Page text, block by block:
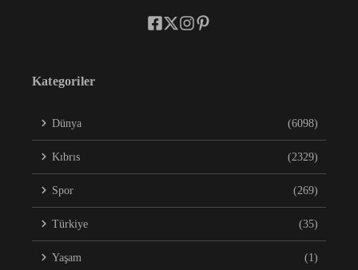
Kategoriler
Dünya (6098)
Kıbrıs (2329)
Spor (269)
Türkiye (35)
Yaşam (1)